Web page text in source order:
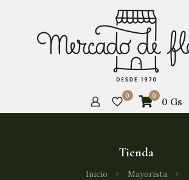
0 0 0 Gs
Tienda
Inicio
Mayorista